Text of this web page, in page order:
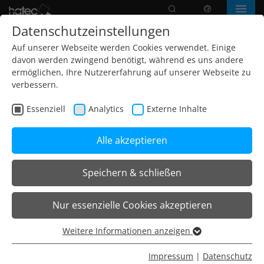
Sprache
Suche
Projekte
DB Brick | Frankfurt/Main
Schmidtploecker Planungsgesellschaft
Datenschutzeinstellungen
Auf unserer Webseite werden Cookies verwendet. Einige
davon werden zwingend benötigt, während es uns andere
ermöglichen, Ihre Nutzererfahrung auf unserer Webseite zu
verbessern.
Essenziell Analytics Externe Inhalte
Alle akzeptieren
Speichern & schließen
Nur essenzielle Cookies akzeptieren
Essenziell
Essenzielle Cookies werden für grundlegende Funktionen
Weitere Informationen anzeigen
Impressum | Datenschutz